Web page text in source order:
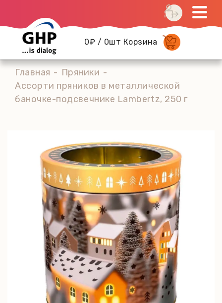
0₽ / 0шт Корзина
Главная
Пряники
Ассорти пряников в металлической
баночке-подсвечнике Lambertz, 250 г